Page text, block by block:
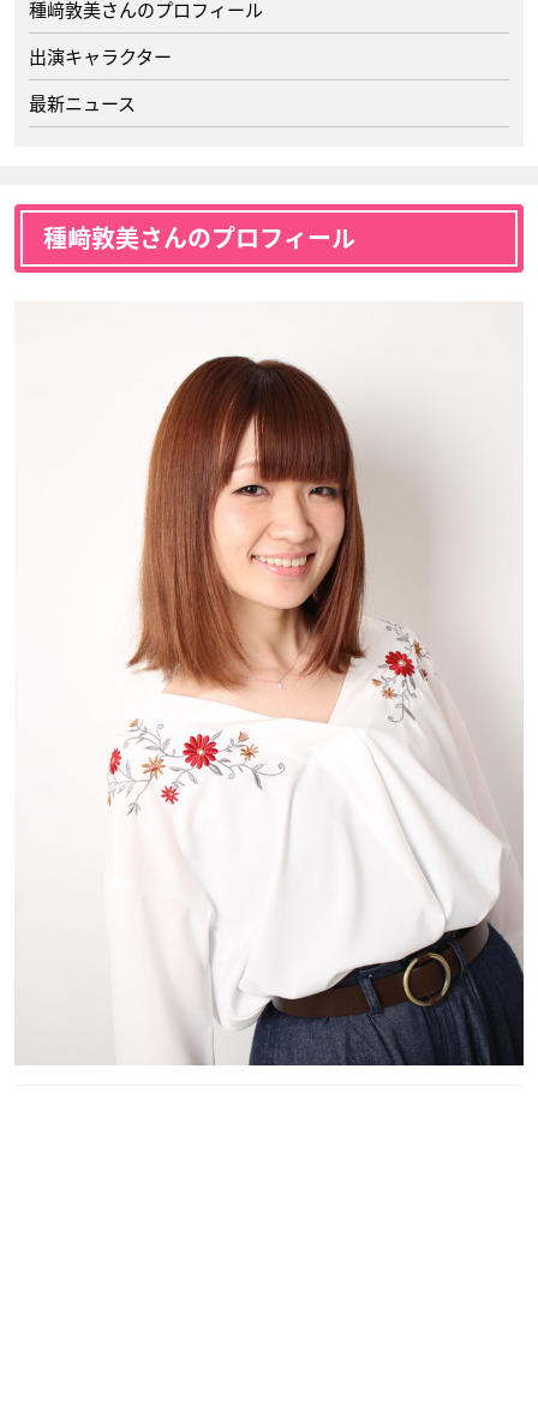
種﨑敦美さんのプロフィール
出演キャラクター
最新ニュース
種﨑敦美さんのプロフィール